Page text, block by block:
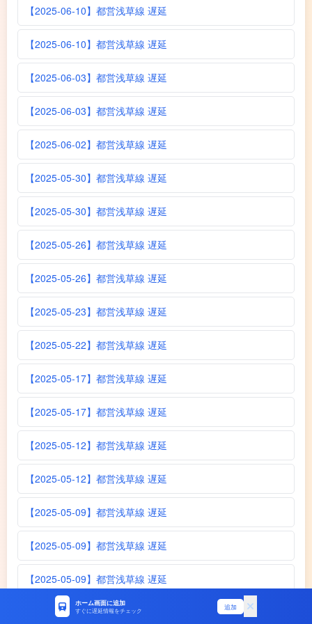
【2025-06-10】都営浅草線 遅延
【2025-06-10】都営浅草線 遅延
【2025-06-03】都営浅草線 遅延
【2025-06-03】都営浅草線 遅延
【2025-06-02】都営浅草線 遅延
【2025-05-30】都営浅草線 遅延
【2025-05-30】都営浅草線 遅延
【2025-05-26】都営浅草線 遅延
【2025-05-26】都営浅草線 遅延
【2025-05-23】都営浅草線 遅延
【2025-05-22】都営浅草線 遅延
【2025-05-17】都営浅草線 遅延
【2025-05-17】都営浅草線 遅延
【2025-05-12】都営浅草線 遅延
【2025-05-12】都営浅草線 遅延
【2025-05-09】都営浅草線 遅延
【2025-05-09】都営浅草線 遅延
【2025-05-09】都営浅草線 遅延
【2025-05-08】都営浅草線 遅延
ホーム画面に追加
すぐに遅延情報をチェック 追加